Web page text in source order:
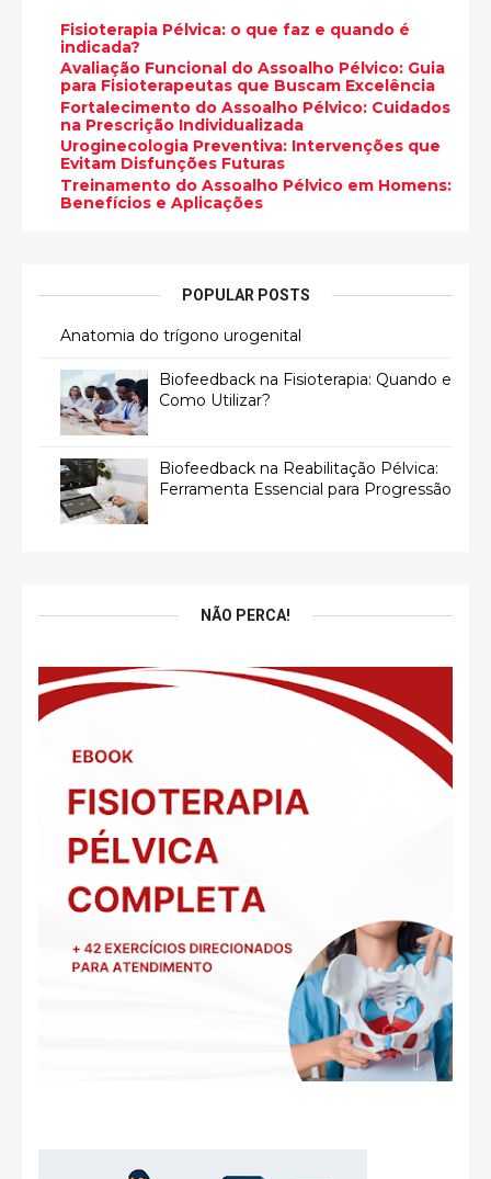
Fisioterapia Pélvica: o que faz e quando é
indicada?
Avaliação Funcional do Assoalho Pélvico: Guia
para Fisioterapeutas que Buscam Excelência
Fortalecimento do Assoalho Pélvico: Cuidados
na Prescrição Individualizada
Uroginecologia Preventiva: Intervenções que
Evitam Disfunções Futuras
Treinamento do Assoalho Pélvico em Homens:
Benefícios e Aplicações
POPULAR POSTS
Anatomia do trígono urogenital
Biofeedback na Fisioterapia: Quando e
Como Utilizar?
Biofeedback na Reabilitação Pélvica:
Ferramenta Essencial para Progressão
NÃO PERCA!